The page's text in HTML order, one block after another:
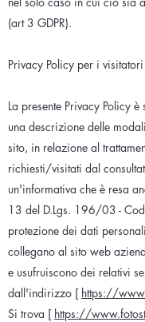
(art 3 GDPR).
Privacy Policy per i
La presente Privacy Policy
una descrizione delle
sito, in relazione al
richiesti/visitati dal
un'informativa che è resa
13 del D.Lgs. 196/03 -
protezione dei dati
collegano al sito web
e usufruiscono dei relativi
dall'indirizzo [ https://
Si trova [ https://